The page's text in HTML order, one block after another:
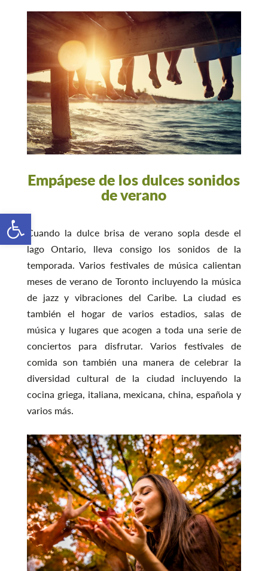
Open toolbar
Empápese de los dulces sonidos
de verano
Cuando la dulce brisa de verano sopla desde el
lago Ontario, lleva consigo los sonidos de la
temporada. Varios festivales de música calientan
meses de verano de Toronto incluyendo la música
de jazz y vibraciones del Caribe. La ciudad es
también el hogar de varios estadios, salas de
música y lugares que acogen a toda una serie de
conciertos para disfrutar. Varios festivales de
comida son también una manera de celebrar la
diversidad cultural de la ciudad incluyendo la
cocina griega, italiana, mexicana, china, española y
varios más.